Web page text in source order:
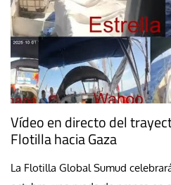
Vídeo en directo del
Flotilla hacia Gaza
La Flotilla Global Sumud